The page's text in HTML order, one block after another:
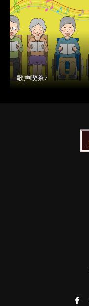
歌声喫茶♪